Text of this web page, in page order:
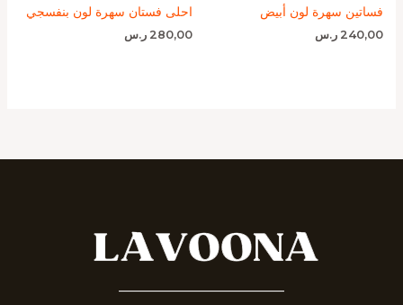
فساتين سهرة لون أبيض
240,00 ر.س
احلى فستان سهرة لون بنفسجي
280,00 ر.س